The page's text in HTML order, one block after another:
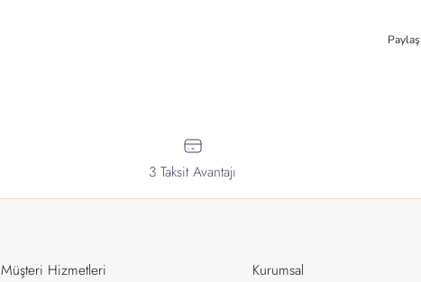
Paylaş
3 Taksit Avantajı
Müşteri Hizmetleri Kurumsal